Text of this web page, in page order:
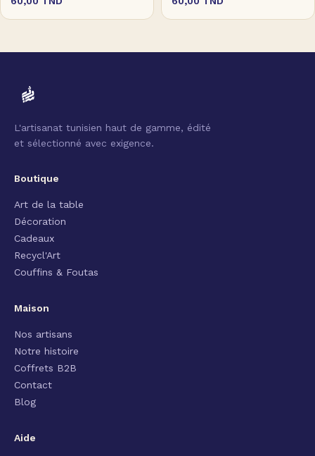
L'artisanat tunisien haut de gamme, édité
et sélectionné avec exigence.
Boutique
Art de la table
Décoration
Cadeaux
Recycl'Art
Couffins & Foutas
Maison
Nos artisans
Notre histoire
Coffrets B2B
Contact
Blog
Aide